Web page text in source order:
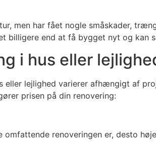
men har fået nogle småskader,
billigere end at få bygget nyt og kan
i hus eller
eller lejlighed varierer afhængigt af
prisen på din renovering:
omfattende renoveringen er, desto